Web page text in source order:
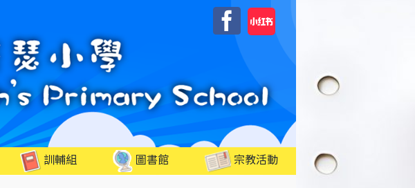
Facebook
自
訂
訓輔組 圖書館 宗教活動